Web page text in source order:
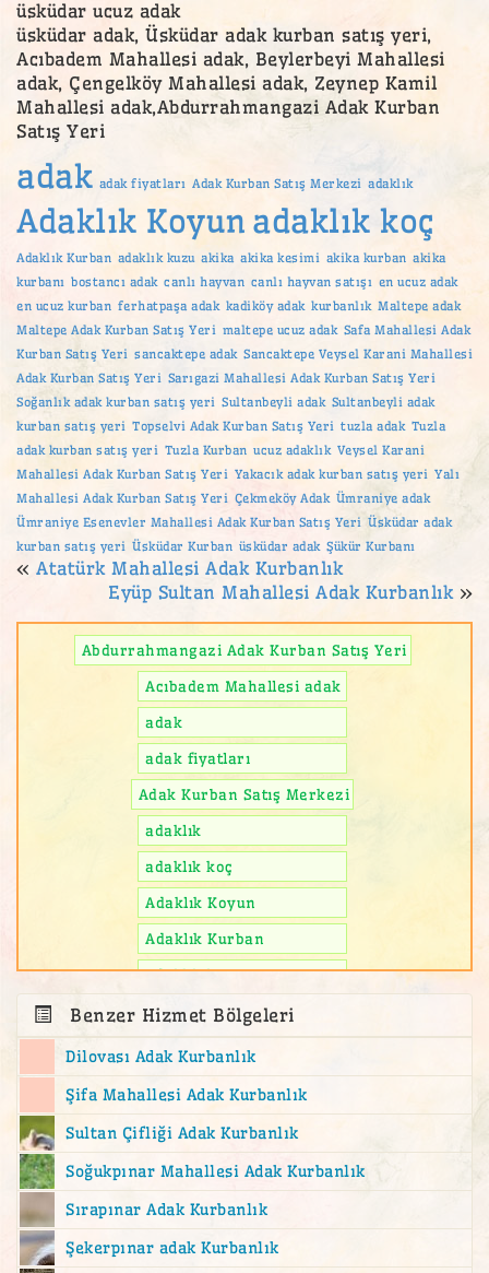
üsküdar ucuz adak
üsküdar adak, Üsküdar adak kurban satış yeri,
Acıbadem Mahallesi adak, Beylerbeyi Mahallesi
adak, Çengelköy Mahallesi adak, Zeynep Kamil
Mahallesi adak,Abdurrahmangazi Adak Kurban
Satış Yeri
adak adak fiyatları Adak Kurban Satış Merkezi adaklık
Adaklık Koyun adaklık koç
Adaklık Kurban adaklık kuzu akika akika kesimi akika kurban akika
kurbanı bostancı adak canlı hayvan canlı hayvan satışı en ucuz adak
en ucuz kurban ferhatpaşa adak kadiköy adak kurbanlık Maltepe adak
Maltepe Adak Kurban Satış Yeri maltepe ucuz adak Safa Mahallesi Adak
Kurban Satış Yeri sancaktepe adak Sancaktepe Veysel Karani Mahallesi
Adak Kurban Satış Yeri Sarıgazi Mahallesi Adak Kurban Satış Yeri
Soğanlık adak kurban satış yeri Sultanbeyli adak Sultanbeyli adak
kurban satış yeri Topselvi Adak Kurban Satış Yeri tuzla adak Tuzla
adak kurban satış yeri Tuzla Kurban ucuz adaklık Veysel Karani
Mahallesi Adak Kurban Satış Yeri Yakacık adak kurban satış yeri Yalı
Mahallesi Adak Kurban Satış Yeri Çekmeköy Adak Ümraniye adak
Ümraniye Esenevler Mahallesi Adak Kurban Satış Yeri Üsküdar adak
kurban satış yeri Üsküdar Kurban üsküdar adak Şükür Kurbanı
« Atatürk Mahallesi Adak Kurbanlık
Eyüp Sultan Mahallesi Adak Kurbanlık »
Abdurrahmangazi Adak Kurban Satış Yeri
Acıbadem Mahallesi adak
adak
adak fiyatları
Adak Kurban Satış Merkezi
adaklık
adaklık koç
Adaklık Koyun
Adaklık Kurban
adaklık kuzu
Adalar Adak Kurban Satış Yeri
Ahmediye Mahallesi adak
akika
akika kesimi
akika kurban
akika kurbanı
Altıntepe Adak Kurban Satış Yeri
altunizade adak
Benzer Hizmet Bölgeleri
Dilovası Adak Kurbanlık
Şifa Mahallesi Adak Kurbanlık
Sultan Çifliği Adak Kurbanlık
Soğukpınar Mahallesi Adak Kurbanlık
Sırapınar Adak Kurbanlık
Şekerpınar adak Kurbanlık